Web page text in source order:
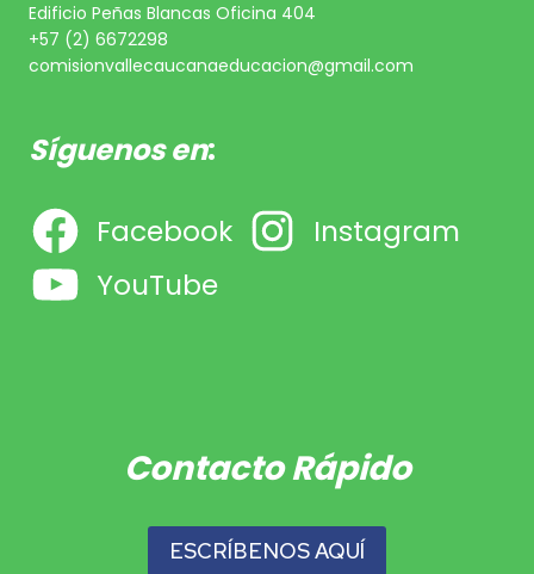
Edificio Peñas Blancas Oficina 404
+57 (2) 6672298
comisionvallecaucanaeducacion@gmail.com
Síguenos en:
Facebook
Instagram
YouTube
Contacto Rápido
ESCRÍBENOS AQUÍ